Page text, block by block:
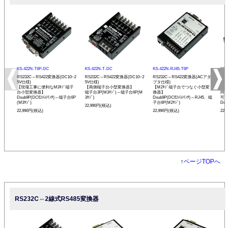
KS-422N-T6P-DC
RS232C⇔RS422変換器(DC10~2
5V仕様)
【現場工事に便利なM3ﾈｼﾞ端子
台小型変換器】
Dsub9P(DCE/ﾒｽ/ｲﾝﾁ)⇔端子台6P
(M3ﾈｼﾞ)
22,990円(税込)
KS-422N-T-DC
RS232C⇔RS422変換器(DC10~2
5V仕様)
【両側端子台小型変換器】
端子台3P(M3ﾈｼﾞ)⇔端子台6P(M
3ﾈｼﾞ)
22,990円(税込)
KS-422N-RJ45-T6P
RS232C⇔RS422変換器(ACアダ
プタ仕様)
【M2ﾈｼﾞ端子台でつなぐ小型変
換器】
Dsub9P(DCE/ﾒｽ/ｲﾝﾁ)⇔RJ45、端
子台6P(M2ﾈｼﾞ)
22,990円(税込)
KS-
プ
同
可
↑ページTOPへ
RS232C⇔2線式RS485変換器